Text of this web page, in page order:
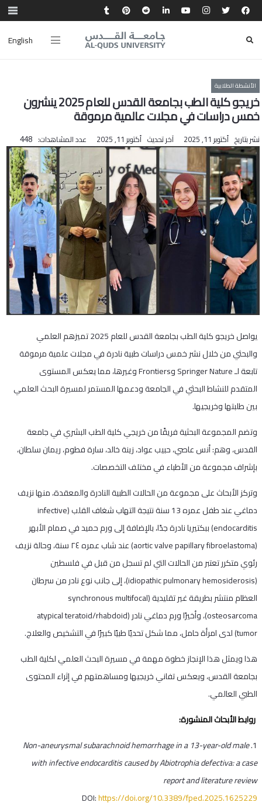
English
الأنشطة الطلابية
خريجو كلية الطب بجامعة القدس للعام 2025 ينشرون
خمس دراسات في مجلات عالمية مرموقة
نشر بتاريخ أكتوبر 11, 2025 آخر تحديث أكتوبر 11, 2025 عدد المشاهدات: 448
يواصل خريجو كلية الطب بجامعة القدس للعام 2025 تميزهم العلمي
والبحثي من خلال نشر خمس دراسات طبية نادرة في مجلات علمية مرموقة
تابعة لـ Springer Nature وFrontiers وغيرها، مما يعكس المستوى
المتقدم للنشاط البحثي في الجامعة ودعمها المستمر لمسيرة البحث العلمي
بين طلبتها وخريجيها.
وتضم المجموعة البحثية فريقًا من خريجي كلية الطب البشري في جامعة
القدس، وهم: أنس عاصي، حبيب عواد، زينة خالد، سارة فطوم، ريمان سلطان،
بإشراف مجموعة من الأطباء في مختلف التخصصات.
وتركز الأبحاث على مجموعة من الحالات الطبية النادرة والمعقدة، منها نزيف
دماغي عند طفل عمره 13 سنة نتيجة التهاب شغاف القلب (infective
endocarditis) ببكتيريا نادرة جدًا، بالإضافة إلى ورم حميد في صمام الأبهر
(aortic valve papillary fibroelastoma) عند شاب عمره ٢٤ سنة، وحالة نزيف
رئوي متكرر تعتبر من الحالات التي لم تسجل من قبل في فلسطين
(idiopathic pulmonary hemosiderosis)، إلى جانب نوع نادر من سرطان
العظام منتشر بطريقة غير تقليدية (synchronous multifocal
osteosarcoma)، وأخيرًا ورم دماغي نادر (atypical teratoid/rhabdoid
tumor) لدى امرأة حامل، مما شكل تحديًا طبيًا كبيرًا في التشخيص والعلاج.
هذا ويمثل هذا الإنجاز خطوة مهمة في مسيرة البحث العلمي لكلية الطب
بجامعة القدس، ويعكس تفاني خريجيها ومساهمتهم في إثراء المحتوى
الطبي العالمي.
روابط الأبحاث المنشورة:
Non-aneurysmal subarachnoid hemorrhage in a 13-year-old male
with infective endocarditis caused by Abiotrophia defectiva: a case
report and literature review
DOI:https://doi.org/10.3389/fped.2025.1625229